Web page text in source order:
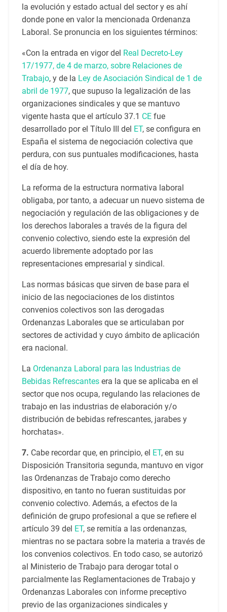
la evolución y estado actual del sector y es ahí
donde pone en valor la mencionada Ordenanza
Laboral. Se pronuncia en los siguientes términos:
«Con la entrada en vigor del Real Decreto-Ley
17/1977, de 4 de marzo, sobre Relaciones de
Trabajo, y de la Ley de Asociación Sindical de 1 de
abril de 1977, que supuso la legalización de las
organizaciones sindicales y que se mantuvo
vigente hasta que el artículo 37.1 CEfue
desarrollado por el Título III del ET, se configura en
España el sistema de negociación colectiva que
perdura, con sus puntuales modificaciones, hasta
el día de hoy.
La reforma de la estructura normativa laboral
obligaba, por tanto, a adecuar un nuevo sistema de
negociación y regulación de las obligaciones y de
los derechos laborales a través de la figura del
convenio colectivo, siendo este la expresión del
acuerdo libremente adoptado por las
representaciones empresarial y sindical.
Las normas básicas que sirven de base para el
inicio de las negociaciones de los distintos
convenios colectivos son las derogadas
Ordenanzas Laborales que se articulaban por
sectores de actividad y cuyo ámbito de aplicación
era nacional.
La Ordenanza Laboral para las Industrias de
Bebidas Refrescantesera la que se aplicaba en el
sector que nos ocupa, regulando las relaciones de
trabajo en las industrias de elaboración y/o
distribución de bebidas refrescantes, jarabes y
horchatas».
7. Cabe recordar que, en principio, el ET, en su
Disposición Transitoria segunda, mantuvo en vigor
las Ordenanzas de Trabajo como derecho
dispositivo, en tanto no fueran sustituidas por
convenio colectivo. Además, a efectos de la
definición de grupo profesional a que se refiere el
artículo 39 del ET, se remitía a las ordenanzas,
mientras no se pactara sobre la materia a través de
los convenios colectivos. En todo caso, se autorizó
al Ministerio de Trabajo para derogar total o
parcialmente las Reglamentaciones de Trabajo y
Ordenanzas Laborales con informe preceptivo
previo de las organizaciones sindicales y